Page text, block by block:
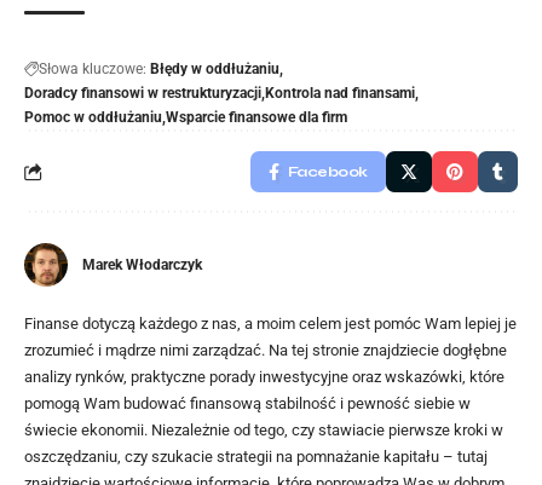
Słowa kluczowe: Błędy w oddłużaniu
Doradcy finansowi w restrukturyzacji Kontrola nad finansami
Pomoc w oddłużaniu Wsparcie finansowe dla firm
Facebook
Marek Włodarczyk
Finanse dotyczą każdego z nas, a moim celem jest pomóc Wam lepiej je
zrozumieć i mądrze nimi zarządzać. Na tej stronie znajdziecie dogłębne
analizy rynków, praktyczne porady inwestycyjne oraz wskazówki, które
pomogą Wam budować finansową stabilność i pewność siebie w
świecie ekonomii. Niezależnie od tego, czy stawiacie pierwsze kroki w
oszczędzaniu, czy szukacie strategii na pomnażanie kapitału – tutaj